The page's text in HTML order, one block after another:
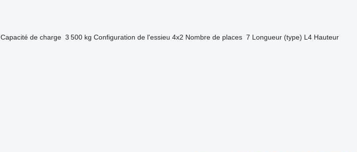
Capacité de charge 3 500 kg Configuration de l'essieu 4x2 Nombre de places 7 Longueur (type) L4 Hauteur